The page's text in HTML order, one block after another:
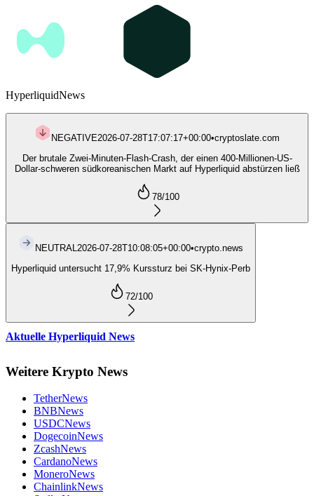
HyperliquidNews
NEGATIVE2026-07-28T17:07:17+00:00•cryptoslate.com
Der brutale Zwei-Minuten-Flash-Crash, der einen 400-Millionen-US-
Dollar-schweren südkoreanischen Markt auf Hyperliquid abstürzen ließ
78/100
NEUTRAL2026-07-28T10:08:05+00:00•crypto.news
Hyperliquid untersucht 17,9% Kurssturz bei SK-Hynix-Perb
72/100
Aktuelle Hyperliquid News
Weitere Krypto News
TetherNews
BNBNews
USDCNews
DogecoinNews
ZcashNews
CardanoNews
MoneroNews
ChainlinkNews